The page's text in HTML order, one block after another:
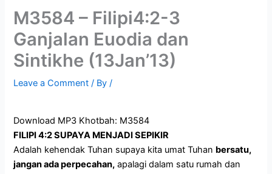
M3584 – Filipi4:2-3
Ganjalan Euodia dan
Sintikhe (13Jan’13)
Leave a Comment / By/
Download MP3 Khotbah: M3584
FILIPI 4:2 SUPAYA MENJADI SEPIKIR
Adalah kehendak Tuhan supaya kita umat Tuhan bersatu,
jangan ada perpecahan, apalagi dalam satu rumah dan